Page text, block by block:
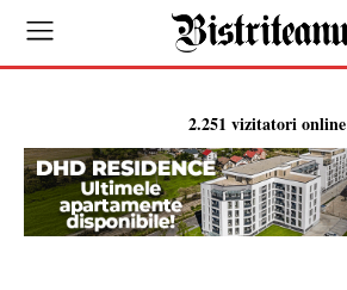
2.251 vizitatori online